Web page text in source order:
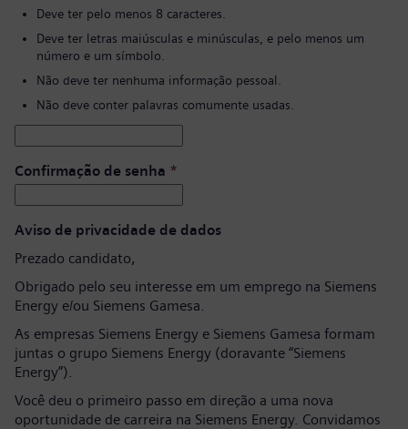
Deve ter pelo menos 8 caracteres.
Deve ter letras maiúsculas e minúsculas, e pelo menos um
número e um símbolo.
Não deve ter nenhuma informação pessoal.
Não deve conter palavras comumente usadas.
Confirmação de senha *
Aviso de privacidade de dados
Prezado candidato,
Obrigado pelo seu interesse em um emprego na Siemens
Energy e/ou Siemens Gamesa.
As empresas Siemens Energy e Siemens Gamesa formam
juntas o grupo Siemens Energy (doravante “Siemens
Energy”).
Você deu o primeiro passo em direção a uma nova
oportunidade de carreira na Siemens Energy. Convidamos